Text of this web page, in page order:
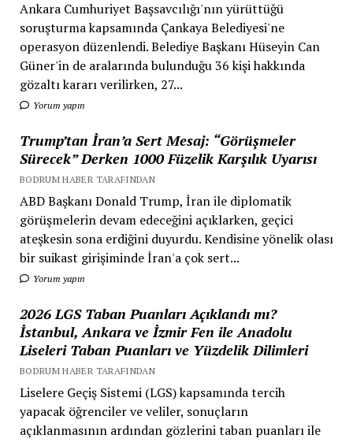
Ankara Cumhuriyet Başsavcılığı'nın yürüttüğü
soruşturma kapsamında Çankaya Belediyesi'ne
operasyon düzenlendi. Belediye Başkanı Hüseyin Can
Güner'in de aralarında bulunduğu 36 kişi hakkında
gözaltı kararı verilirken, 27...
Yorum yapın
Trump’tan İran’a Sert Mesaj: “Görüşmeler
Sürecek” Derken 1000 Füzelik Karşılık Uyarısı
BODRUM HABER TARAFINDAN
ABD Başkanı Donald Trump, İran ile diplomatik
görüşmelerin devam edeceğini açıklarken, geçici
ateşkesin sona erdiğini duyurdu. Kendisine yönelik olası
bir suikast girişiminde İran'a çok sert...
Yorum yapın
2026 LGS Taban Puanları Açıklandı mı?
İstanbul, Ankara ve İzmir Fen ile Anadolu
Liseleri Taban Puanları ve Yüzdelik Dilimleri
BODRUM HABER TARAFINDAN
Liselere Geçiş Sistemi (LGS) kapsamında tercih
yapacak öğrenciler ve veliler, sonuçların
açıklanmasının ardından gözlerini taban puanları ile